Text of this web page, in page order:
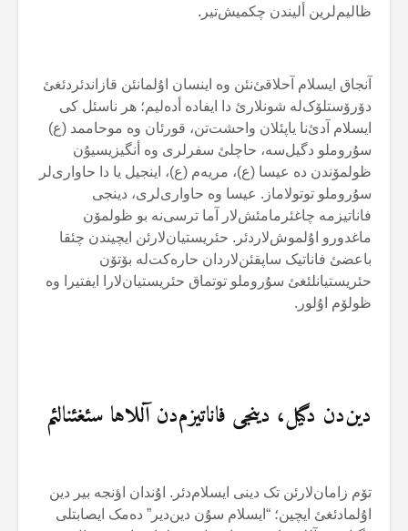
ظالیم‌لرین ألیندن چکمیش‌تیر.
آنجاق ایسلام آحلاقئ‌نئن وە اینسان اۇلمانئن قازاندئردئغئ
دۆرۆستلۆک‌لە شونلارئ دا ایفادە أدەلیم؛ هر ناسئل کی
ایسلام آدئ‌نا یاپئلان واحشت‌تن، قورئان وە موحاممد (ع)
سۇروملو دگیل‌سە، حاچلئ سفرلری وە أنگیزیسیۇن
ظولمۆندن دە عیسا (ع)، مریەم (ع)، اینجیل یا دا حاواری‌لر
سۇروملو توتولاماز. عیسا وە حاواری‌لری، دینجی
فاناتیزمە چاغئرمامئش‌لار آما ترسی‌نە بو ظولمۆن
ماغدورو اۇلموش‌لاردئر. حئریستیان‌لارئن ایچیندن چئقا
باعضئ فاناتیک ساپقئن‌لاردان حارەکت‌لە بۆتۆن
حئریستیانلئغئ سۇروملو توتماق حئریستیان‌لارا ایفتیرا وە
ظولۆم اۇلور.
دین‌دن دگیل، دینجی فاناتیزم‌دن آللاها سئغئنالئم
تۆم زامان‌لارئن تک دینی ایسلام‌دئر. اۇندان اؤنجە بیر دین
اۇلمادئغئ ایچین؛ “ایسلام سۇن دین‌دیر” دەمک ایصابتلی